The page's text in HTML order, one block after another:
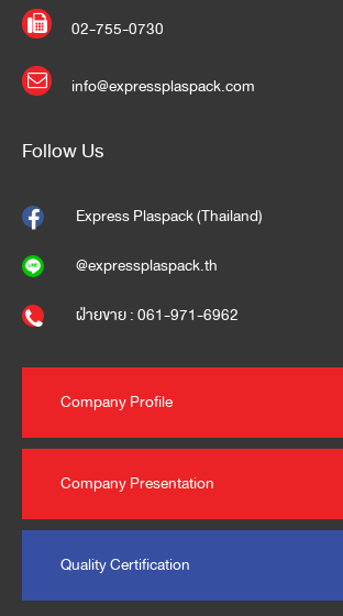
02-755-0730
info@expressplaspack.com
Follow Us
Express Plaspack (Thailand)
@expressplaspack.th
ฝ่ายขาย : 061-971-6962
Company Profile
Company Presentation
Quality Certification